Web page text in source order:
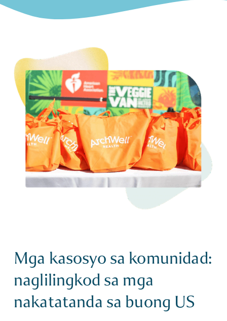
Mga kasosyo sa komunidad:
naglilingkod sa mga
nakatatanda sa buong US